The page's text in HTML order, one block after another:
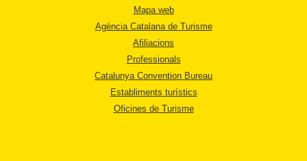
Mapa web
Agència Catalana de Turisme
Afiliacions
Professionals
Catalunya Convention Bureau
Establiments turístics
Oficines de Turisme